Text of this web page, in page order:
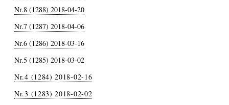
Nr.8 (1288) 2018-04-20
Nr.7 (1287) 2018-04-06
Nr.6 (1286) 2018-03-16
Nr.5 (1285) 2018-03-02
Nr.4 (1284) 2018-02-16
Nr.3 (1283) 2018-02-02